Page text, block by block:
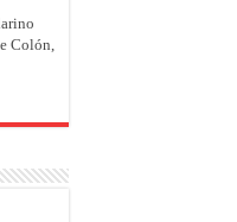
Colón,